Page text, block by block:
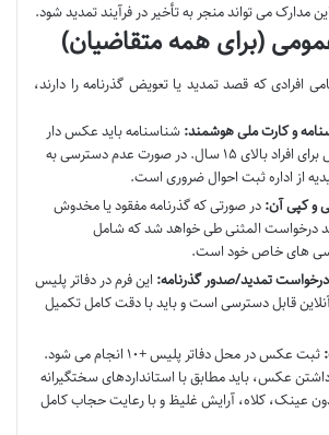
مدارک می تواند منجر به تأخیر در فرآیند تمدید شود.
افرادی که قصد تمدید یا تعویض گذرنامه را دارند،
و کارت ملی هوشمند: شناسنامه باید عکس دار
باشد، به خصوص برای افراد بالای ۱۵ سال. در صورت عدم دسترسی به
از اداره ثبت احوال ضروری است.
و کپی آن: در صورتی که گذرنامه مفقود یا مخدوش
درخواست المثنی طی خواهد شد که شامل
های خاص خود است.
تمدید/صدور گذرنامه: این فرم در دفاتر پلیس
آنلاین قابل دسترسی است و باید با دقت کامل تکمیل
ثبت عکس در محل دفاتر پلیس +۱۰ انجام می شود.
عکس، باید مطابق با استانداردهای سختگیرانه
عینک، کلاه، آرایش غلیظ و با رعایت حجاب کامل